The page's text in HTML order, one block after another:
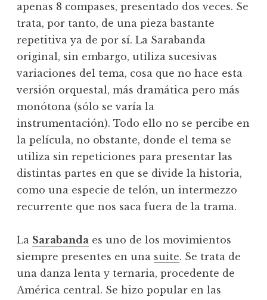
apenas 8 compases, presentado dos veces. Se
trata, por tanto, de una pieza bastante
repetitiva ya de por sí. La Sarabanda
original, sin embargo, utiliza sucesivas
variaciones del tema, cosa que no hace esta
versión orquestal, más dramática pero más
monótona (sólo se varía la
instrumentación). Todo ello no se percibe en
la película, no obstante, donde el tema se
utiliza sin repeticiones para presentar las
distintas partes en que se divide la historia,
como una especie de telón, un intermezzo
recurrente que nos saca fuera de la trama.
La Sarabanda es uno de los movimientos
siempre presentes en una suite. Se trata de
una danza lenta y ternaria, procedente de
América central. Se hizo popular en las